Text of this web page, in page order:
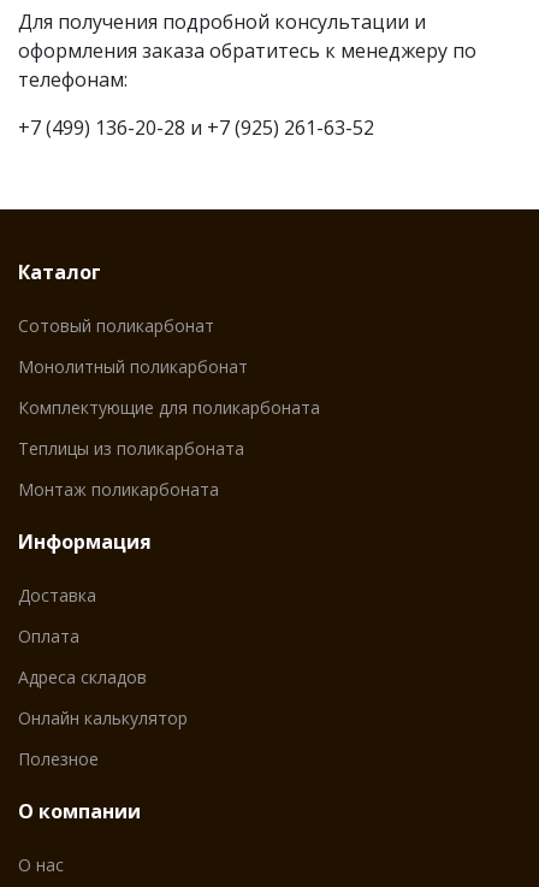
Для получения подробной консультации и
оформления заказа обратитесь к менеджеру по
телефонам:
+7 (499) 136-20-28 и +7 (925) 261-63-52
Каталог
Сотовый поликарбонат
Монолитный поликарбонат
Комплектующие для поликарбоната
Теплицы из поликарбоната
Монтаж поликарбоната
Информация
Доставка
Оплата
Адреса складов
Онлайн калькулятор
Полезное
О компании
О нас